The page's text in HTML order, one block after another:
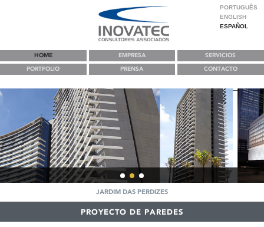
PORTUGUÊS
ENGLISH
ESPAÑOL
HOME EMPRESA
SERVICIOS
PORTFOLIO
PRENSA CONTACTO
Teatro Santander
Proyecto de Fachada con
Bloques de Vidrio
JARDIM DAS PERDIZES
PROYECTO DE PAREDES